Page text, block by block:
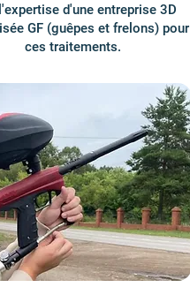
d'une entreprise 3D
GF (guêpes et frelons) pour
ces traitements.